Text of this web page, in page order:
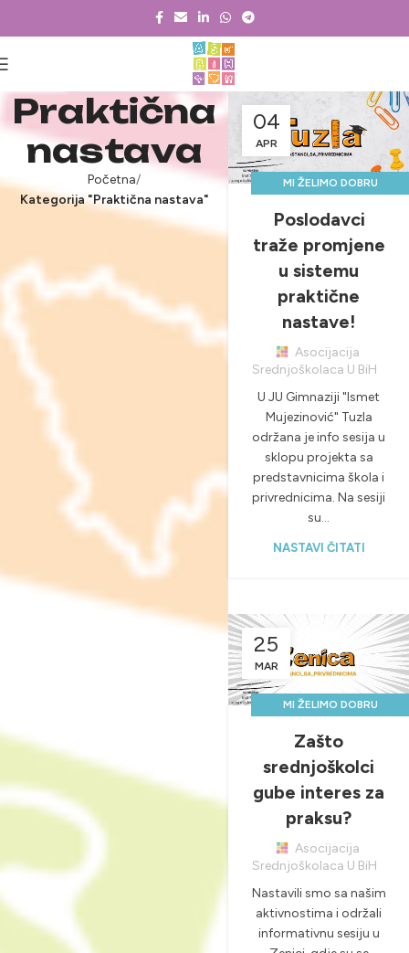
Praktična
nastava
Početna
Kategorija "Praktična nastava"
04
APR
MI ŽELIMO DOBRU
NOVOSTI & PROJEKTI
PRAKTIČNA NASTAVA
Poslodavci
traže promjene
u sistemu
praktične
nastave!
Asocijacija
Srednjoškolaca U BiH
U JU Gimnaziji "Ismet
Mujezinović" Tuzla
održana je info sesija u
sklopu projekta sa
predstavnicima škola i
privrednicima. Na sesiji
su...
NASTAVI ČITATI
25
MAR
MI ŽELIMO DOBRU
NOVOSTI & PROJEKTI
PRAKTIČNA NASTAVA
UNCATEGORIZED
Zašto
srednjoškolci
gube interes za
praksu?
Asocijacija
Srednjoškolaca U BiH
Nastavili smo sa našim
aktivnostima i održali
informativnu sesiju u